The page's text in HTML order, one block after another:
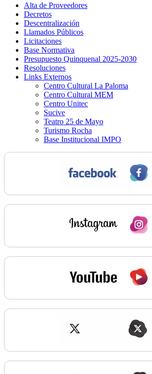
Alta de Proveedores
Decretos
Descentralización
Llamados Públicos
Licitaciones
Base Normativa
Presupuesto Quinquenal 2025-2030
Resoluciones
Links Externos
Centro Cultural La Paloma
Centro Cultural MEM
Centro Unitec
Sucive
Teatro 25 de Mayo
Turismo Rocha
Base Institucional IMPO